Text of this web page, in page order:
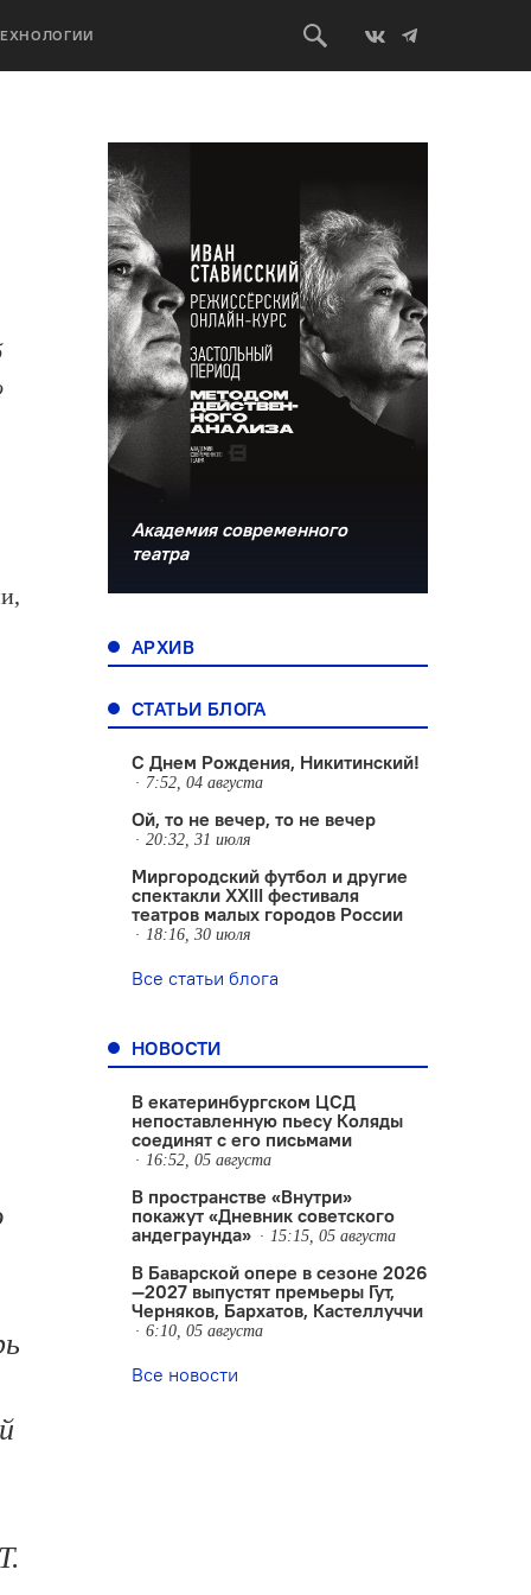
Академия современного
театра
АРХИВ
СТАТЬИ БЛОГА
С Днем Рождения, Никитинский!
7:52, 04 августа
Ой, то не вечер, то не вечер
20:32, 31 июля
Миргородский футбол и другие
спектакли XXIII фестиваля
театров малых городов России
18:16, 30 июля
Все статьи блога
НОВОСТИ
В екатеринбургском ЦСД
непоставленную пьесу Коляды
соединят с его письмами
16:52, 05 августа
В пространстве «Внутри»
покажут «Дневник советского
андеграунда»
15:15, 05 августа
В Баварской опере в сезоне 2026
—2027 выпустят премьеры Гут,
Черняков, Бархатов, Кастеллуччи
6:10, 05 августа
Все новости